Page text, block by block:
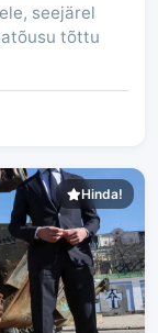
seejärel
tõttu
Hinda!